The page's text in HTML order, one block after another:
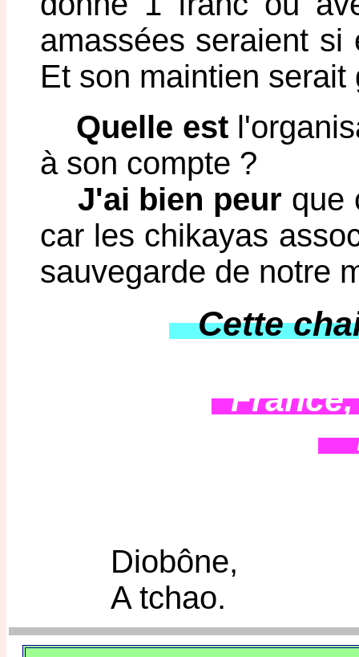
amassées seraient
Et son maintien
Quelle est
à son compte ?
J'ai bien peur que
car les chikayas
sauvegarde de notre
Cette
France,
Diobône,
A tchao.